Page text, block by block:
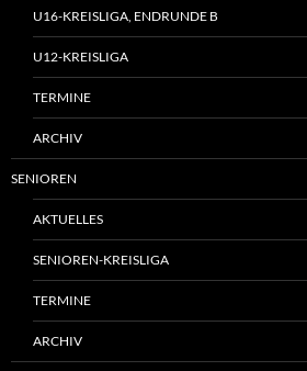
U16-KREISLIGA, ENDRUNDE B
U12-KREISLIGA
TERMINE
ARCHIV
SENIOREN
AKTUELLES
SENIOREN-KREISLIGA
TERMINE
ARCHIV